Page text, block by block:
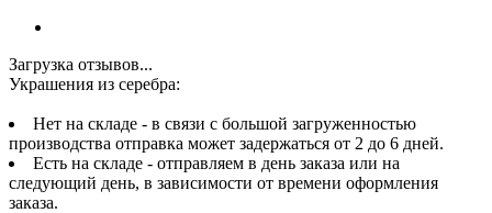
Загрузка отзывов...
Украшения из серебра:
Нет на складе - в связи с большой загруженностью
производства отправка может задержаться от 2 до 6 дней.
Есть на складе - отправляем в день заказа или на
следующий день, в зависимости от времени оформления
заказа.